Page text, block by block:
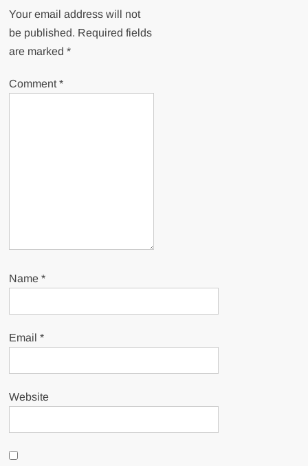
Your email address will not
be published. Required fields
are marked*
Comment*
Name*
Email*
Website